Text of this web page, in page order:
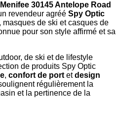
30145 Antelope Road
revendeur agréé Spy Optic
de ski et casques de
pour son style affirmé et sa
de ski et de lifestyle
de produits Spy Optic
, confort de portetdesign
régulièrement la
et la pertinence de la